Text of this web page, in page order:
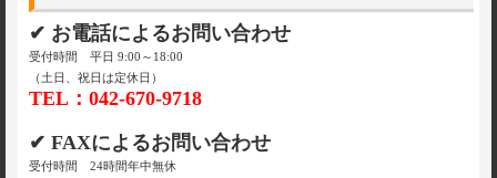
✔ お電話によるお問い合わせ
受付時間 平日 9:00～18:00
（土日、祝日は定休日）
TEL：042-670-9718
✔ FAXによるお問い合わせ
受付時間 24時間年中無休